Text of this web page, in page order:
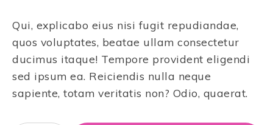
Qui, explicabo eius nisi fugit repudiandae,
quos voluptates, beatae ullam consectetur
ducimus itaque! Tempore provident eligendi
sed ipsum ea. Reiciendis nulla neque
sapiente, totam veritatis non? Odio, quaerat.